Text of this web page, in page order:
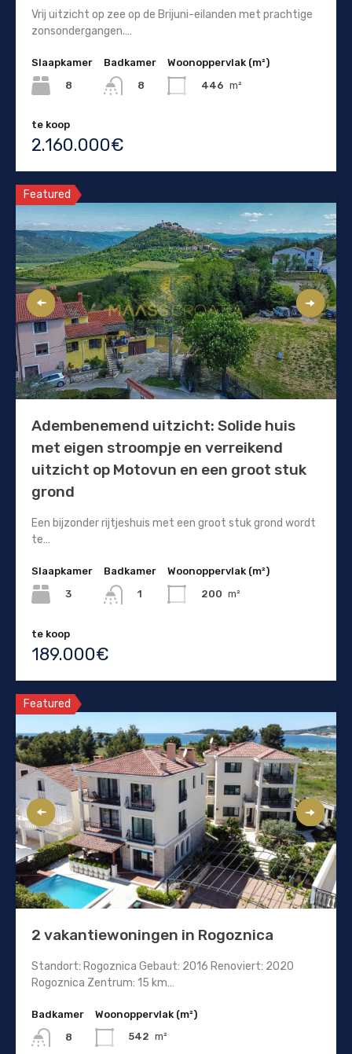
Vrij uitzicht op zee op de Brijuni-eilanden met prachtige
zonsondergangen.…
Slaapkamer
8
Badkamer
8
Woonoppervlak (m²)
446 m²
te koop
2.160.000€
Featured
Adembenemend uitzicht: Solide huis
met eigen stroompje en verreikend
uitzicht op Motovun en een groot stuk
grond
Een bijzonder rijtjeshuis met een groot stuk grond wordt
te…
Slaapkamer
3
Badkamer
1
Woonoppervlak (m²)
200 m²
te koop
189.000€
Featured
2 vakantiewoningen in Rogoznica
Standort: Rogoznica Gebaut: 2016 Renoviert: 2020
Rogoznica Zentrum: 15 km…
Badkamer
8
Woonoppervlak (m²)
542 m²